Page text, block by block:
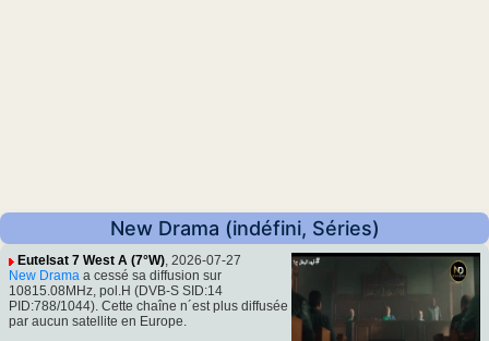
New Drama (indéfini, Séries)
Eutelsat 7 West A (7°W), 2026-07-27
New Drama a cessé sa diffusion sur
10815.08MHz, pol.H (DVB-S SID:14
PID:788/1044). Cette chaîne n´est plus diffusée
par aucun satellite en Europe.